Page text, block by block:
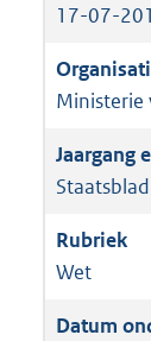
17-07-
Ministerie
Wet